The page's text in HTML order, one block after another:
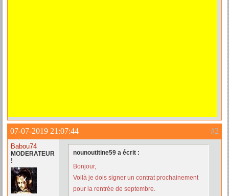
#2
07-07-2019 21:07:44
Babou74
MODERATEUR
!
nounoutitine59 a écrit :
Bonjour,
Voilà je dois signer un contrat prochainement
pour la rentrée de septembre.